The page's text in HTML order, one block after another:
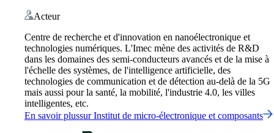
Acteur
Centre de recherche et d'innovation en nanoélectronique et
technologies numériques. L'Imec mène des activités de R&D
dans les domaines des semi-conducteurs avancés et de la mise à
l'échelle des systèmes, de l'intelligence artificielle, des
technologies de communication et de détection au-delà de la 5G
mais aussi pour la santé, la mobilité, l'industrie 4.0, les villes
intelligentes, etc.
En savoir plussurInstitut de micro-électronique et composants